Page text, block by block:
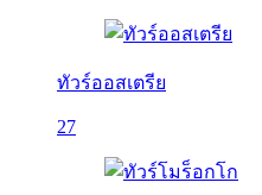
ทัวร์ออสเตรีย
27